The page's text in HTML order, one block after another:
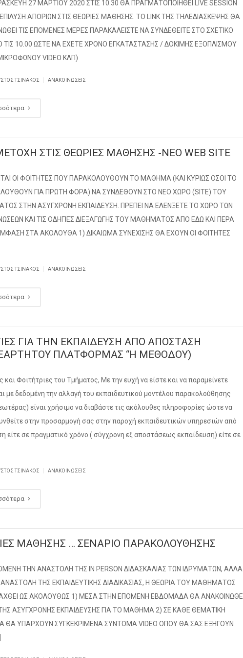
27 ΜΑΡΤΙΟΥ 2020 ΣΤΙΣ 10.30 ΘΑ ΠΡΑΓΜΑΤΟΠΟΙΗΘΕΙ LIVE SESSION
ΑΠΟΡΙΩΝ ΣΤΙΣ ΘΕΩΡΙΕΣ ΜΑΘΗΣΗΣ. ΤΟ LINK ΤΗΣ ΤΗΛΕΔΙΑΣΚΕΨΗΣ ΘΑ
ΤΙΣ ΕΠΟΜΕΝΕΣ ΜΕΡΕΣ ΠΑΡΑΚΑΛΕΙΣΤΕ ΝΑ ΣΥΝΔΕΘΕΙΤΕ ΣΤΟ ΣΧΕΤΙΚΟ
ΤΙΣ 10.00 ΩΣΤΕ ΝΑ ΕΧΕΤΕ ΧΡΟΝΟ ΕΓΚΑΤΑΣΤΑΣΗΣ / ΔΟΚΙΜΗΣ ΕΞΟΠΛΙΣΜΟΥ
VIDEO ΚΛΠ)
ΤΣΙΝΆΚΟΣ ΑΝΑΚΟΙΝΏΣΕΙΣ
ΣΤΙΣ ΘΕΩΡΙΕΣ ΜΑΘΗΣΗΣ -ΝΕΟ WEB SITE
OI ΦΟΙΤΗΤΕΣ ΠΟΥ ΠΑΡΑΚΟΛΟΥΘΟΥΝ ΤΟ ΜΑΘΗΜΑ (ΚΑΙ ΚΥΡΙΩΣ ΟΣΟΙ ΤΟ
ΓΙΑ ΠΡΩΤΗ ΦΟΡΑ) ΝΑ ΣΥΝΔΕΘΟΥΝ ΣΤΟ ΝΕΟ ΧΩΡΟ (SITE) ΤΟΥ
ΣΤΗΝ ΑΣΥΓΧΡΟΝΗ ΕΚΠΑΙΔΕΥΣΗ. ΠΡΕΠΕΙ ΝΑ ΕΛΕΝΞΕΤΕ ΤΟ ΧΩΡΟ ΤΩΝ
ΚΑΙ ΤΙΣ ΟΔΗΓΙΕΣ ΔΙΕΞΑΓΩΓΗΣ ΤΟΥ ΜΑΘΗΜΑΤΟΣ ΑΠΟ ΕΔΩ ΚΑΙ ΠΕΡΑ
ΣΤΑ ΑΚΟΛΟΥΘΑ 1) ΔΙΚΑΙΩΜΑ ΣΥΝΕΧΙΣΗΣ ΘΑ ΕΧΟΥΝ ΟΙ ΦΟΙΤΗΤΕΣ
ΤΣΙΝΆΚΟΣ ΑΝΑΚΟΙΝΏΣΕΙΣ
ΓΙΑ ΤΗΝ ΕΚΠΑΙΔΕΥΣΗ ΑΠΟ ΑΠΟΣΤΑΣΗ
ΠΛΑΤΦΟΡΜΑΣ “Η ΜΕΘΟΔΟΥ)
και Φοιτήτριες του Τμήματος, Με την ευχή να είστε και να παραμείνετε
με δεδομένη την αλλαγή του εκπαιδευτικού μοντέλου παρακολούθησης
είναι χρήσιμο να διαβάστε τις ακόλουθες πληροφορίες ώστε να
στην προσαρμογή σας στην παροχή εκπαιδευτικών υπηρεσιών από
είτε σε πραγματικό χρόνο ( σύγχρονη εξ αποστάσεως εκπαίδευση) είτε σε
ΤΣΙΝΆΚΟΣ ΑΝΑΚΟΙΝΏΣΕΙΣ
ΜΑΘΗΣΗΣ … ΣΕΝΑΡΙΟ ΠΑΡΑΚΟΛΟΥΘΗΣΗΣ
ΤΗΝ ΑΝΑΣΤΟΛΗ ΤΗΣ IN PERSON ΔΙΔΑΣΚΑΛΙΑΣ ΤΩΝ ΙΔΡΥΜΑΤΩΝ, ΑΛΛΑ
ΑΝΑΣΤΟΛΗ ΤΗΣ ΕΚΠΑΙΔΕΥΤΙΚΗΣ ΔΙΑΔΙΚΑΣΙΑΣ, Η ΘΕΩΡΙΑ ΤΟΥ ΜΑΘΗΜΑΤΟΣ
ΩΣ ΑΚΟΛΟΥΘΩΣ 1) ΜΕΣΑ ΣΤΗΝ ΕΠΟΜΕΝΗ ΕΒΔΟΜΑΔΑ ΘΑ ΑΝΑΚΟΙΝΩΘΕΙ
ΑΣΥΓΧΡΟΝΗΣ ΕΚΠΑΙΔΕΥΣΗΣ ΓΙΑ ΤΟ ΜΑΘΗΜΑ 2) ΣΕ ΚΑΘΕ ΘΕΜΑΤΙΚΗ
ΘΑ ΥΠΑΡΧΟΥΝ ΣΥΓΚΕΚΡΙΜΕΝΑ ΣΥΝΤΟΜΑ VIDEO ΟΠΟΥ ΘΑ ΣΑΣ ΕΞΗΓΟΥΝ